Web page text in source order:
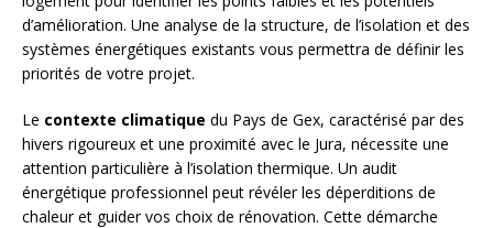
d’amélioration. Une analyse de la structure, de l’isolation et des
systèmes énergétiques existants vous permettra de définir les
priorités de votre projet.
Le contexte climatique du Pays de Gex, caractérisé par des
hivers rigoureux et une proximité avec le Jura, nécessite une
attention particulière à l’isolation thermique. Un audit
énergétique professionnel peut révéler les déperditions de
chaleur et guider vos choix de rénovation. Cette démarche